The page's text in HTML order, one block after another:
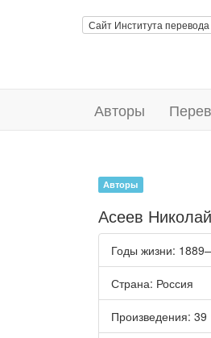
Сайт Института перевода
Авторы
Авторы
Асеев
Годы жизни:
Страна: Россия
Произведения: 39